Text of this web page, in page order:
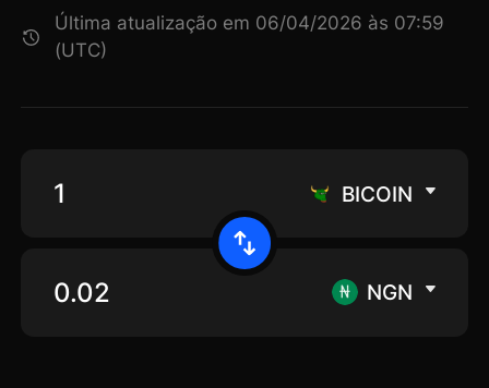
Última atualização em 06/04/2026 às 07:59
(UTC)
BICOIN
NGN